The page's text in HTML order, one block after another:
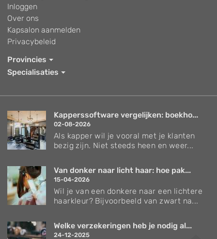
Inloggen
Over ons
Kapsalon aanmelden
Privacybeleid
Provincies
Specialisaties
Kapperssoftware vergelijken: boekho...
02-08-2026
Als kapper wil je vooral met je klanten
bezig zijn. Niet steeds heen en weer...
Van donker naar licht haar: hoe pak...
15-04-2026
Wil je van een donkere naar een lichtere
haarkleur? Bijvoorbeeld van zwart na...
Welke verzekeringen heb je nodig al...
24-12-2025